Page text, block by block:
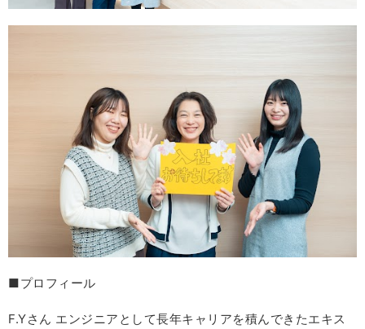
■プロフィール
F.Yさん エンジニアとして長年キャリアを積んできたエキス